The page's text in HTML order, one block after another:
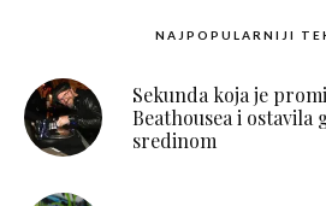
NAJPOPULARNIJI
Sekunda koja je
Beathousea i ostavila
sredinom